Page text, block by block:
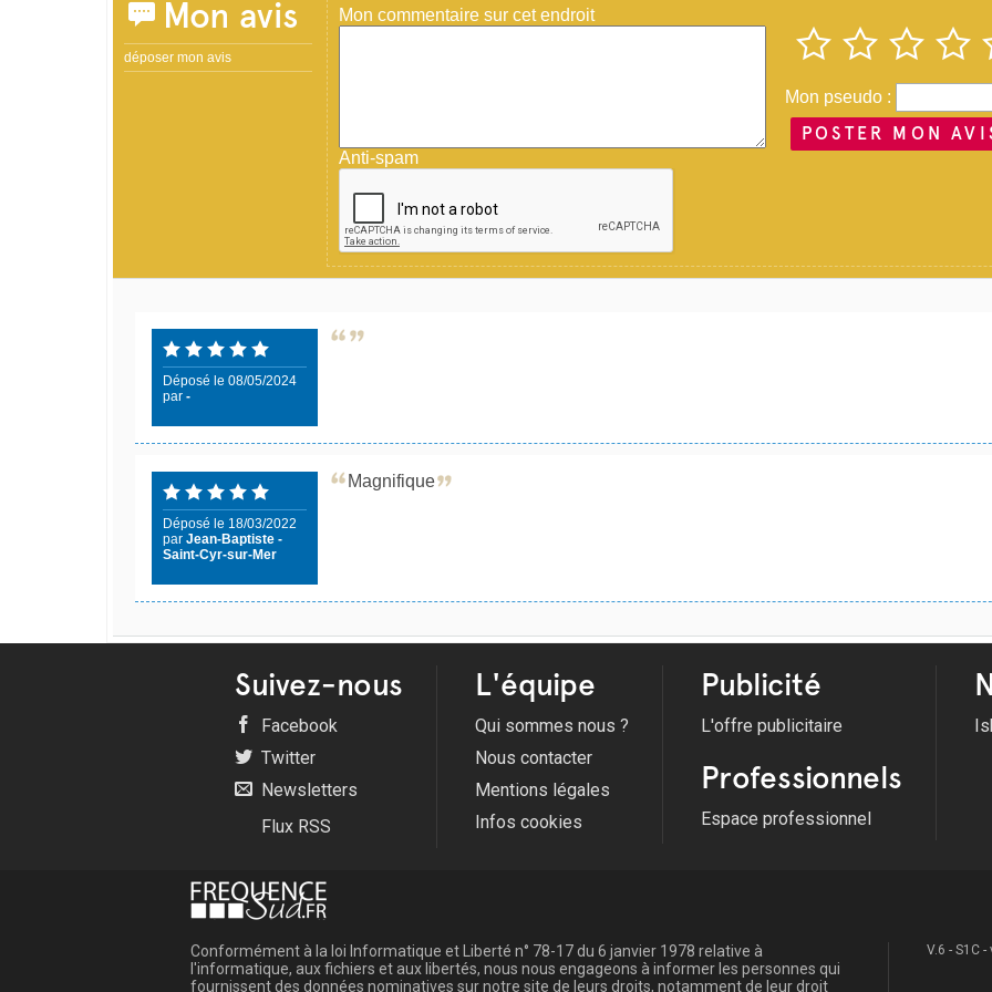
Mon avis
déposer mon avis
Mon commentaire sur cet endroit
Anti-spam
Mon pseudo :
POSTER MON
Déposé le 08/05/2024
par -
Déposé le 18/03/2022
par Jean-Baptiste -
Saint-Cyr-sur-Mer
Magnifique
Suivez-nous
Facebook
Twitter
Newsletters
Flux RSS
L'équipe
Qui sommes nous ?
Nous contacter
Mentions légales
Infos cookies
Publicité
L'offre publicitaire
Professionnels
Espace professionnel
Conformément à la loi Informatique et Liberté n° 78-17 du 6 janvier 1978 relative à
l'informatique, aux fichiers et aux libertés, nous nous engageons à informer les personnes qui
fournissent des données nominatives sur notre site de leurs droits, notamment de leur droit
V.6 - S1C